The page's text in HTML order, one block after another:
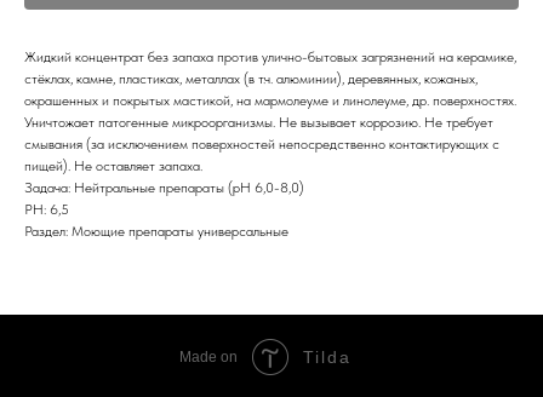
Жидкий концентрат без запаха против улично-бытовых загрязнений на керамике,
стёклах, камне, пластиках, металлах (в т.ч. алюминии), деревянных, кожаных,
окрашенных и покрытых мастикой, на мармолеуме и линолеуме, др. поверхностях.
Уничтожает патогенные микроорганизмы. Не вызывает коррозию. Не требует
смывания (за исключением поверхностей непосредственно контактирующих с
пищей). Не оставляет запаха.
Задача: Нейтральные препараты (pH 6,0-8,0)
PH: 6,5
Раздел: Моющие препараты универсальные
Made on Tilda